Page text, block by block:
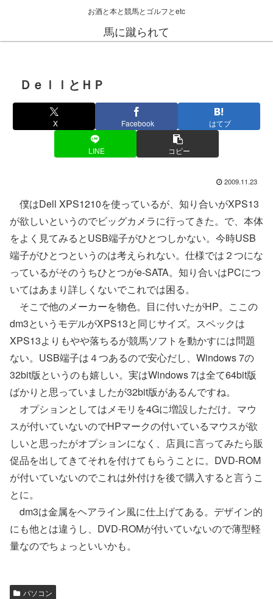
お酒と本と競馬とゴルフとetc
馬に蹴られて
ＤｅｌｌとＨＰ
X Facebook はてブ
LINE コピー
2009.11.23
僕はDell XPS1210を使っているが、知り合いがXPS13
が欲しいというのでビッグカメラに行ってきた。で、本体
をよく見てみるとUSB端子がひとつしかない。今時USB
端子がひとつというのは考えられない。仕様では２つにな
っているがそのうちひとつがe-SATA。知り合いはPCにつ
いてはあまり詳しくないでこれでは困る。
そこで他のメーカーを物色。目に付いたがHP。ここの
dm3というモデルがXPS13と同じサイズ。スペックは
XPS13よりもやや落ちるが競馬ソフトを動かすには問題
ない。USB端子は４つあるので安心だし、Windows 7の
32bit版というのも嬉しい。実はWindows 7は全て64bit版
ばかりと思っていましたが32bit版があるんですね。
オプションとしてはメモリを4Gに増設しただけ。マウ
スが付いていないのでHPマークの付いているマウスが欲
しいと思ったがオプションになく、店員に言ってみたら販
促品を出してきてそれを付けてもらうことに。DVD-ROM
が付いていないのでこれは外付けを後で購入すると言うこ
とに。
dm3は金属をヘアライン風に仕上げてある。デザイン的
にも他とは違うし、DVD-ROMが付いていないので薄型軽
量なのでちょっといいかも。
パソコン